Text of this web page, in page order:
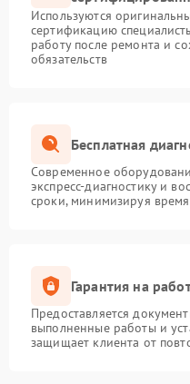
Используются
сертификацию
работу после ремонта и
обязательств
Бесплатная
Современное
экспресс-диагностику и
сроки, минимизируя время
Гарантия на
Предоставляется
выполненные работы и
защищает клиента от